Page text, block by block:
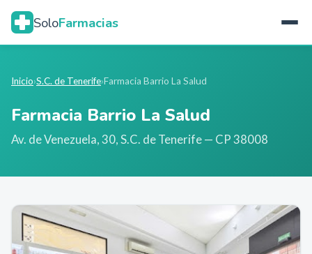
SoloFarmacias
Inicio›S.C. de Tenerife›Farmacia Barrio La Salud
Farmacia Barrio La Salud
Av. de Venezuela, 30,S.C. de Tenerife— CP 38008